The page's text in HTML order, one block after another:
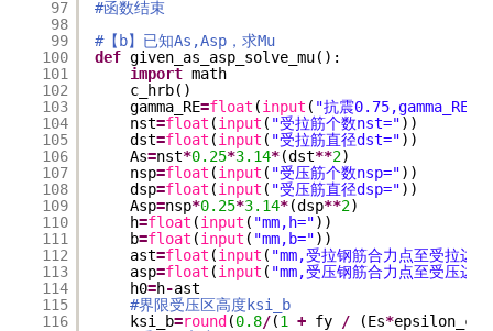
97
98
99
100
101
102
103
104
105
106
107
108
109
110
111
112
113
114
115
116
#函数结束
#【b】已知As,Asp，求Mu
def given_as_asp_solve_mu():
import math
c_hrb()
gamma_RE=float (input ( "抗震0.75,gamma_RE="
nst=float (input ( "受拉筋个数nst="))
dst=float (input ( "受拉筋直径dst="))
As=nst*0.25*3.14*(dst**2)
nsp=float (input ( "受压筋个数nsp="))
dsp=float (input ( "受压筋直径dsp="))
Asp=nsp*0.25*3.14*(dsp**2)
h=float (input ( "mm,h="))
b=float (input ( "mm,b="))
ast=float (input ( "mm,受拉钢筋合力点至受拉边
asp=float (input ( "mm,受压钢筋合力点至受压边
h0=h-ast
#界限受压区高度ksi_b
ksi_b=round (0.8/(1 + fy / (Es*